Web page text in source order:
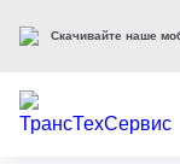
Скачивайте наше